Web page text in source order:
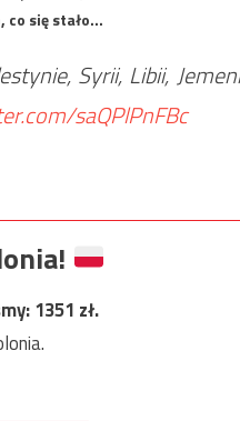
co się stało…
Syrii, Libii,
saQPlPnFBc
1351 zł.